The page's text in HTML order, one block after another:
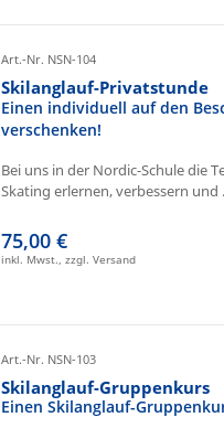
Art.-Nr. NSN-104
Skilanglauf-Privatstunde
Einen individuell auf den
verschenken!
Bei uns in der Nordic-Schule die
Skating erlernen, verbessern und
75,00 €
inkl. Mwst., zzgl. Versand
Art.-Nr. NSN-103
Skilanglauf-Gruppenkurs
Einen Skilanglauf-